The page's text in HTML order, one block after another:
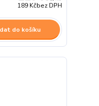
189 Kčbez DPH
do košíku